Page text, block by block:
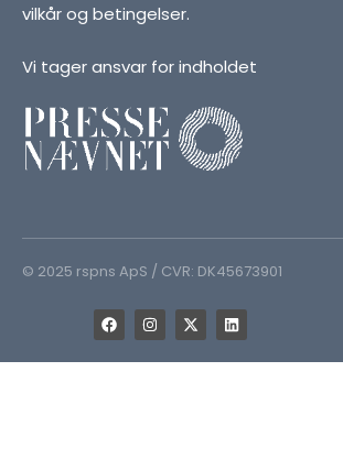
vilkår og betingelser.
Vi tager ansvar for indholdet
© 2025 rspns ApS / CVR: DK45673901